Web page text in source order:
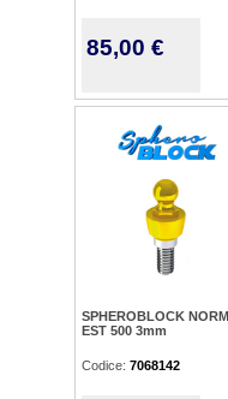
85,00 €
SPHEROBLOCK
EST 500 3mm
Codice: 7068142